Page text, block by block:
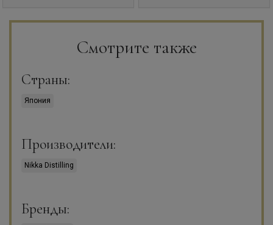
Смотрите также
Страны:
Япония
Производители:
Nikka Distilling
Бренды: